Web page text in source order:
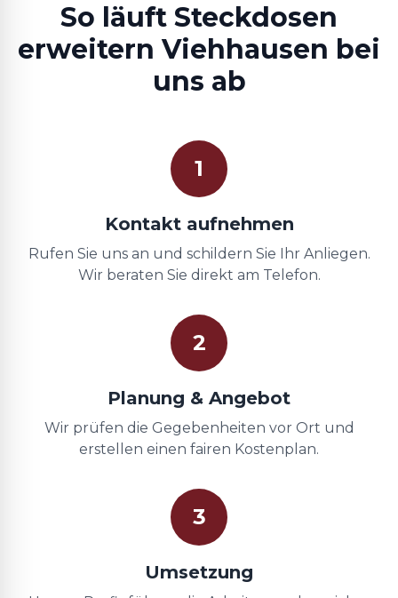
So läuft Steckdosen
erweitern Viehhausen bei
uns ab
1
Kontakt aufnehmen
Rufen Sie uns an und schildern Sie Ihr Anliegen.
Wir beraten Sie direkt am Telefon.
2
Planung & Angebot
Wir prüfen die Gegebenheiten vor Ort und
erstellen einen fairen Kostenplan.
3
Umsetzung